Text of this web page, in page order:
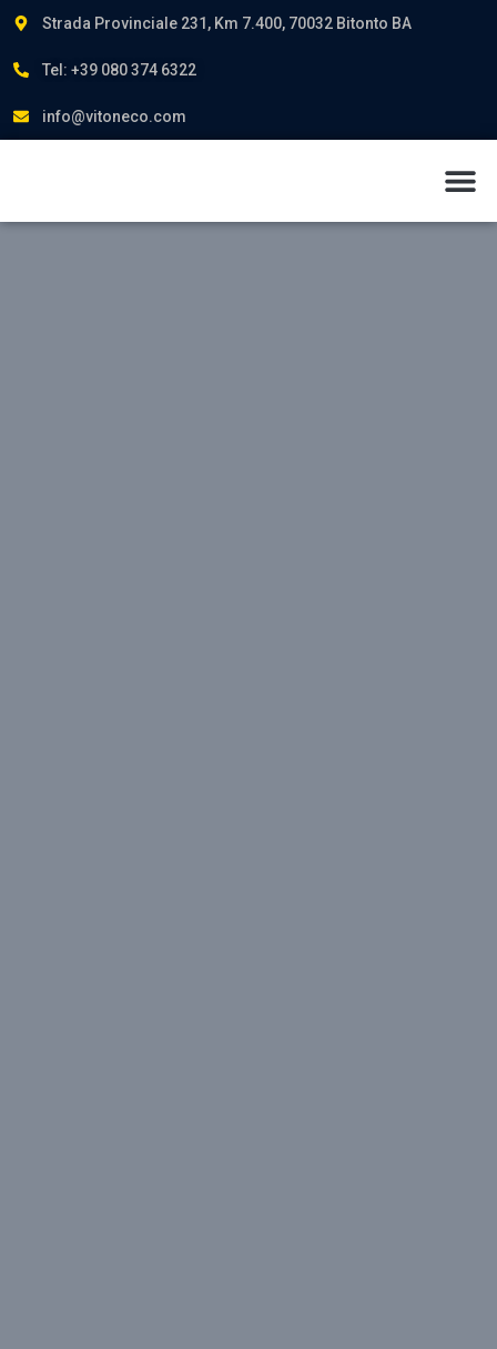
Strada Provinciale 231, Km 7.400, 70032 Bitonto BA
Tel: +39 080 374 6322
info@vitoneco.com